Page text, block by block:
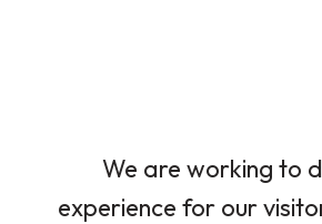
We are working to
experience for our